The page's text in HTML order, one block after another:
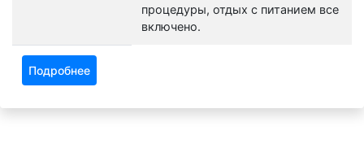
процедуры, отдых с питанием все
включено.
Подробнее